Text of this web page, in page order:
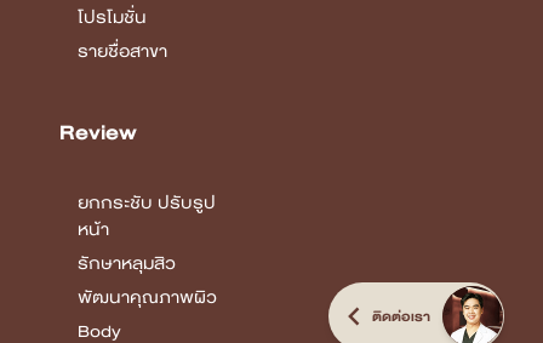
โปรโมชั่น
รายชื่อสาขา
Review
ยกกระชับ ปรับรูป
หน้า
รักษาหลุมสิว
พัฒนาคุณภาพผิว
Body
ติดต่อเรา